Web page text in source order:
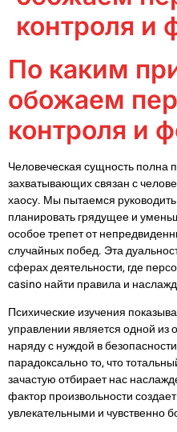
контроля и
По каким
обожаем
контроля и
Человеческая сущность полна
захватывающих связан с
хаосу. Мы пытаемся
планировать грядущее и
особое трепет от
случайных побед. Эта
сферах деятельности, где
casino найти правила и
Психические изучения
управлении является одной из
наряду с нуждой в
парадоксально то, что
зачастую отбирает нас
фактор произвольности
увлекательными и чувственно